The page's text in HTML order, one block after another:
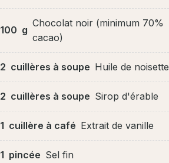
100 g
Chocolat noir (minimum 70%
cacao)
2 cuillères à soupe Huile de noisette
2 cuillères à soupe Sirop d'érable
1 cuillère à café Extrait de vanille
1 pincée Sel fin